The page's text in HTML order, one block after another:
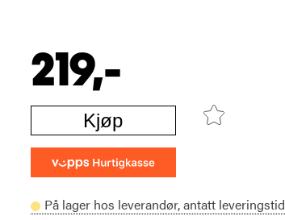
219,-
Kjøp
På lager hos leverandør,antatt leveringstid